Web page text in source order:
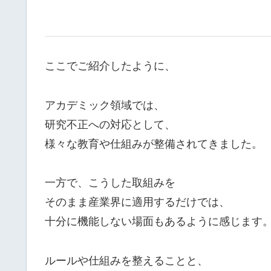
ここでご紹介したように、
アカデミック領域では、
研究不正への対応として、
様々な教育や仕組みが整備されてきました。
一方で、こうした取組みを
そのまま産業界に適用するだけでは、
十分に機能しない場面もあるように感じます
ルールや仕組みを整えることと、